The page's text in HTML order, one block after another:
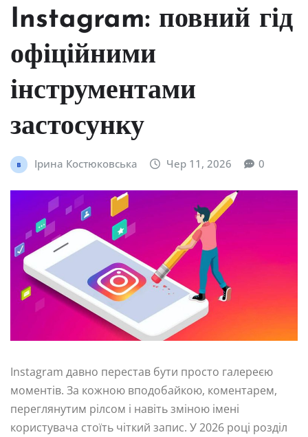
Instagram: повний гід
офіційними
інструментами
застосунку
Ірина Костюковська Чер 11, 2026 0
Instagram давно перестав бути просто галереєю
моментів. За кожною вподобайкою, коментарем,
переглянутим рілсом і навіть зміною імені
користувача стоїть чіткий запис. У 2026 році розділ